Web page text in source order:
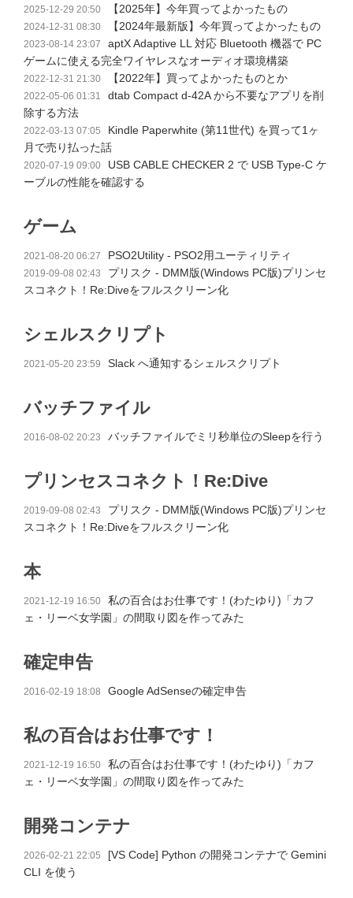
2025-12-29 20:50 【2025年】今年買ってよかったもの
2024-12-31 08:30 【2024年最新版】今年買ってよかったもの
2023-08-14 23:07
aptX Adaptive LL 対応 Bluetooth 機器で PC
ゲームに使える完全ワイヤレスなオーディオ環境構築
2022-12-31 21:30 【2022年】買ってよかったものとか
2022-05-06 01:31
dtab Compact d-42A から不要なアプリを削
除する方法
2022-03-13 07:05
Kindle Paperwhite (第11世代) を買って1ヶ
月で売り払った話
2020-07-19 09:00
USB CABLE CHECKER 2 で USB Type-C ケ
ーブルの性能を確認する
ゲーム
2021-08-20 06:27 PSO2Utility - PSO2用ユーティリティ
2019-09-08 02:43
プリスク - DMM版(Windows PC版)プリンセ
スコネクト！Re:Diveをフルスクリーン化
シェルスクリプト
2021-05-20 23:59 Slack へ通知するシェルスクリプト
バッチファイル
2016-08-02 20:23 バッチファイルでミリ秒単位のSleepを行う
プリンセスコネクト！Re:Dive
2019-09-08 02:43
プリスク - DMM版(Windows PC版)プリンセ
スコネクト！Re:Diveをフルスクリーン化
本
2021-12-19 16:50
私の百合はお仕事です！(わたゆり)「カフ
ェ・リーベ女学園」の間取り図を作ってみた
確定申告
2016-02-19 18:08 Google AdSenseの確定申告
私の百合はお仕事です！
2021-12-19 16:50
私の百合はお仕事です！(わたゆり)「カフ
ェ・リーベ女学園」の間取り図を作ってみた
開発コンテナ
2026-02-21 22:05
[VS Code] Python の開発コンテナで Gemini
CLI を使う